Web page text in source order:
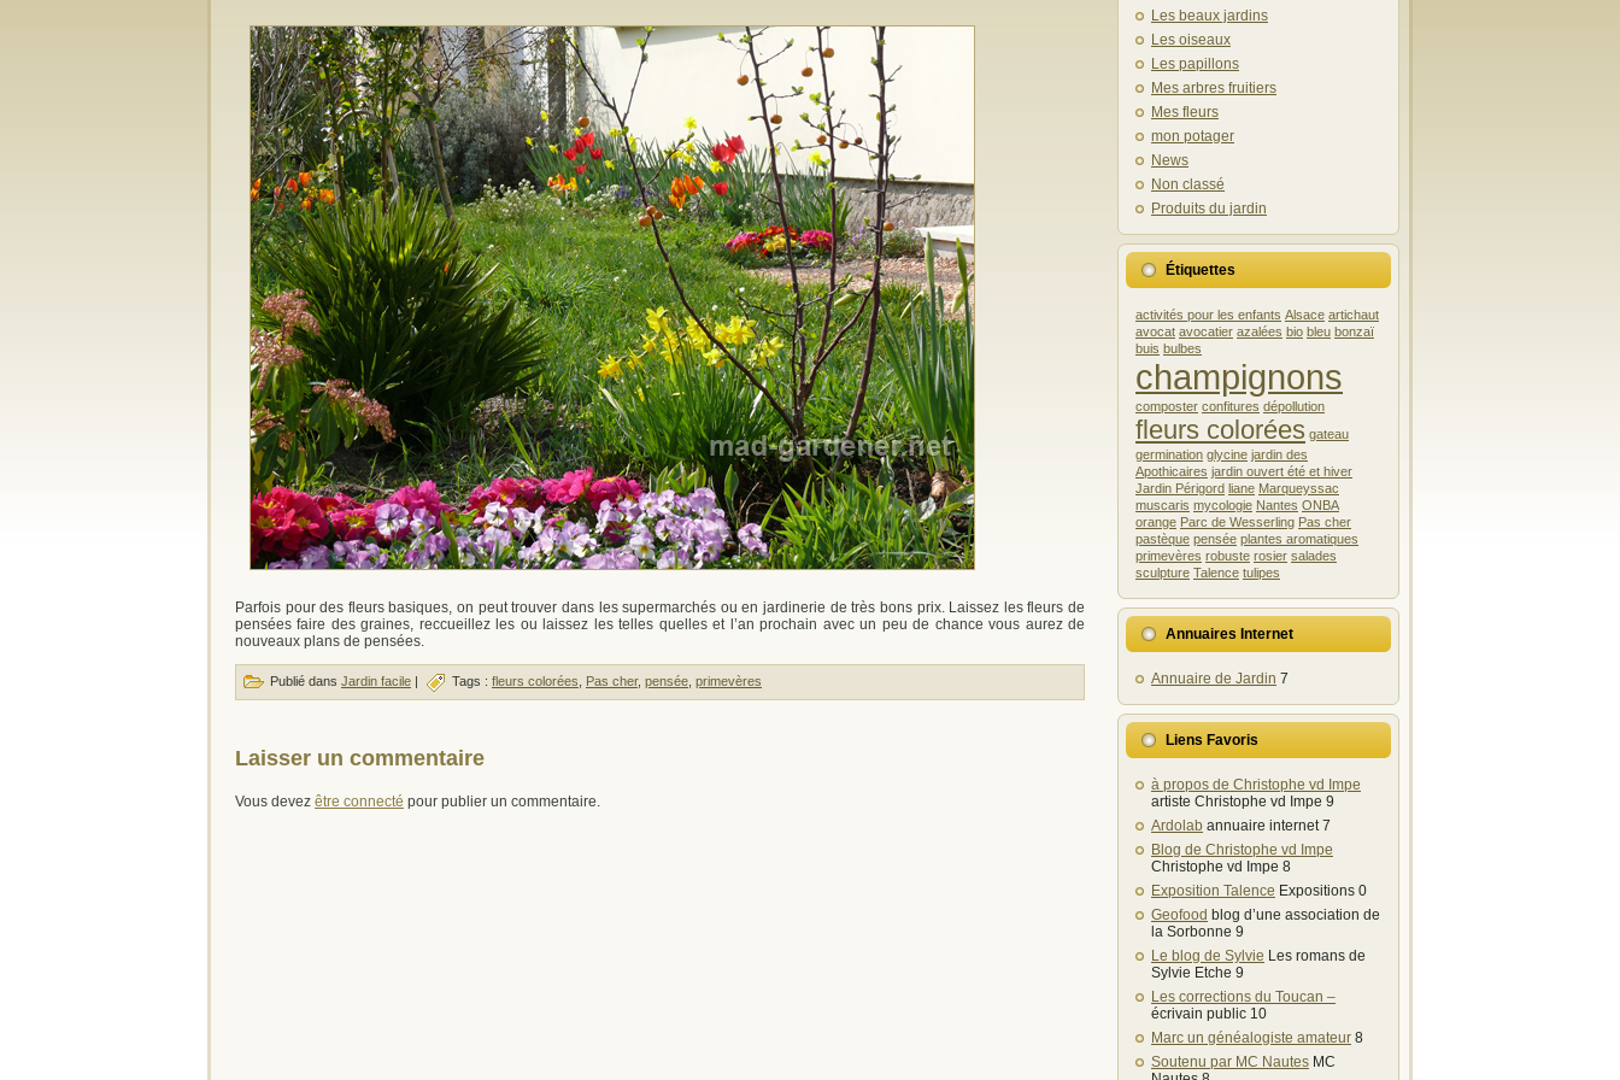
Parfois pour des fleurs basiques, on peut trouver dans les supermarchés ou en jardinerie de très bons prix. Laissez les fleurs de
pensées faire des graines, reccueillez les ou laissez les telles quelles et l’an prochain avec un peu de chance vous aurez de
nouveaux plans de pensées.
Publié dans Jardin facile Tags : fleurs colorées Pas cher, pensée primevères
Laisser un commentaire
Vous devez être connecté pour publier un commentaire.
Les beaux jardins
Les oiseaux
Les papillons
Mes arbres fruitiers
Mes fleurs
mon potager
News
Non classé
Produits du jardin
Étiquettes
activités pour les enfants Alsace artichaut
avocat avocatier azalées bio bleu bonzaï
buis bulbes
champignons
composter confitures dépollution
fleurs colorées gateau
germination glycine jardin des
Apothicaires jardin ouvert été et hiver
Jardin Périgord liane Marqueyssac
muscaris mycologie Nantes ONBA
orange Parc de Wesserling Pas cher
pastèque pensée plantes aromatiques
primevères robuste rosier salades
sculpture Talence tulipes
Annuaires Internet
Annuaire de Jardin 7
Liens Favoris
à propos de Christophe vd Impe
artiste Christophe vd Impe 9
Ardolab annuaire internet 7
Blog de Christophe vd Impe
Christophe vd Impe 8
Exposition Talence Expositions 0
Geofood blog d’une association de
la Sorbonne 9
Le blog de Sylvie Les romans de
Sylvie Etche 9
Les corrections du Toucan –
écrivain public 10
Marc un généalogiste amateur 8
Soutenu par MC Nautes MC